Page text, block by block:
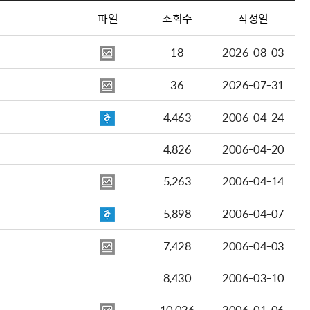
파일 조회수 작성일
18
2026-08-03
36
2026-07-31
4,463
2006-04-24
4,826
2006-04-20
5,263
2006-04-14
5,898
2006-04-07
7,428
2006-04-03
8,430
2006-03-10